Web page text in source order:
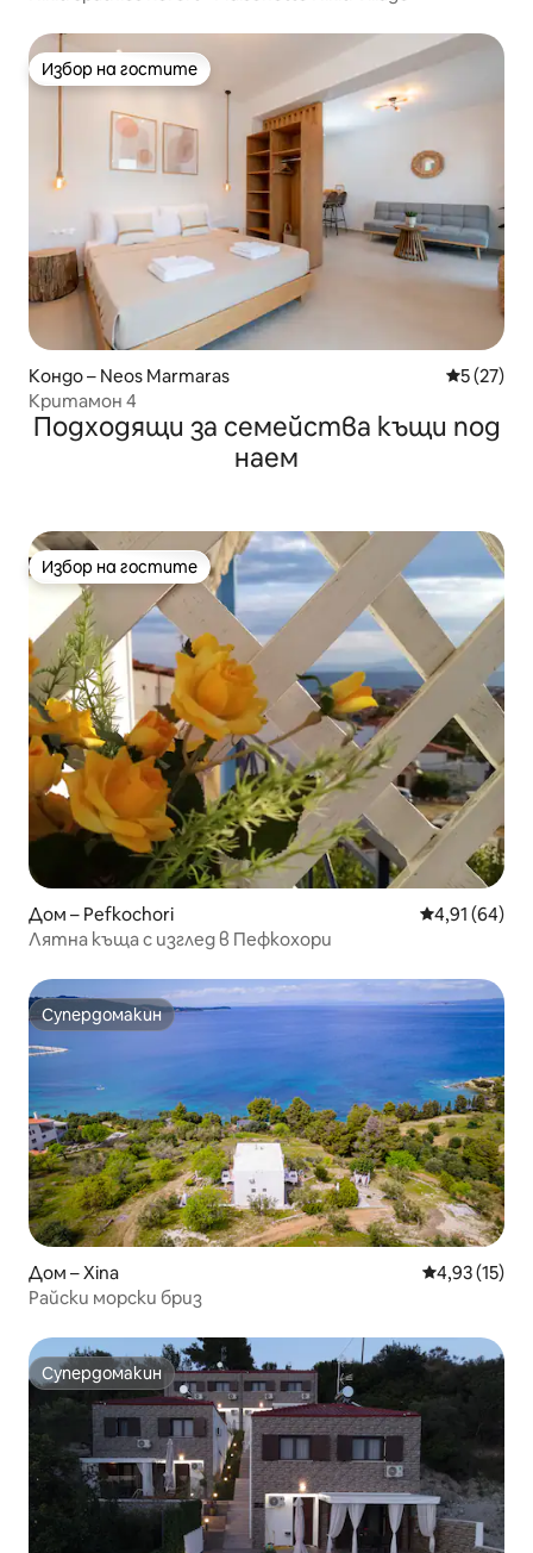
Избор на гостите
Избор на гостите
Кондо – Neos Marmaras Средна
5 (27)
Критамон 4
Подходящи за семейства къщи под
наем
Избор на гостите
Избор на гостите
Дом – Pefkochori Средна
4,91 (64)
Лятна къща с изглед в Пефкохори
Супердомакин
Супердомакин
Дом – Xina Средна
4,93 (15)
Райски морски бриз
Супердомакин
Супердомакин